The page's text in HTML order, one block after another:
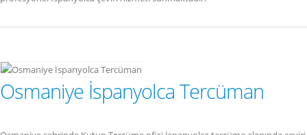
Osmaniye İspanyolca Tercüman